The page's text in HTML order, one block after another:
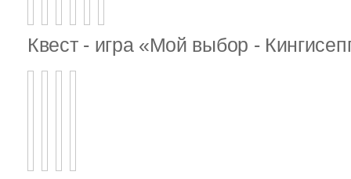
Квест - игра «Мой выбор -